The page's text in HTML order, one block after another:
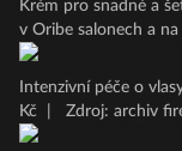
Krém pro snadné a
v Oribe salonech a
Intenzivní péče o
Kč
Zdroj: archiv